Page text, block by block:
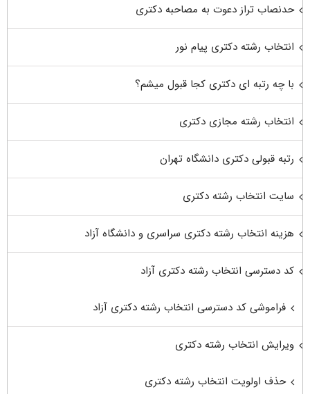
حدنصاب تراز دعوت به مصاحبه دکتری
انتخاب رشته دکتری پیام نور
با چه رتبه ای دکتری کجا قبول میشم؟
انتخاب رشته مجازی دکتری
رتبه قبولی دکتری دانشگاه تهران
سایت انتخاب رشته دکتری
هزینه انتخاب رشته دکتری سراسری و دانشگاه آزاد
کد دسترسی انتخاب رشته دکتری آزاد
فراموشی کد دسترسی انتخاب رشته دکتری آزاد
ویرایش انتخاب رشته دکتری
حذف اولویت انتخاب رشته دکتری